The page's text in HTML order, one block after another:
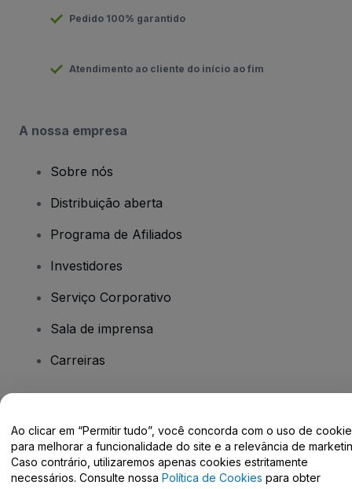
Pedido 100% garantido
Atendimento ao cliente do início ao fim
A nossa empresa
Sobre nós
Distribuição aberta
Programa de Afiliados
Investidores
Serviço Corporativo
Sala de imprensa
Carreiras
Centro de Ajuda / Fale Conosco
Ao clicar em “Permitir tudo”, você concorda com o uso de
para melhorar a funcionalidade do site e a relevância de
Caso contrário, utilizaremos apenas cookies estritamente
necessários. Consulte nossa Política de Cookies para obter